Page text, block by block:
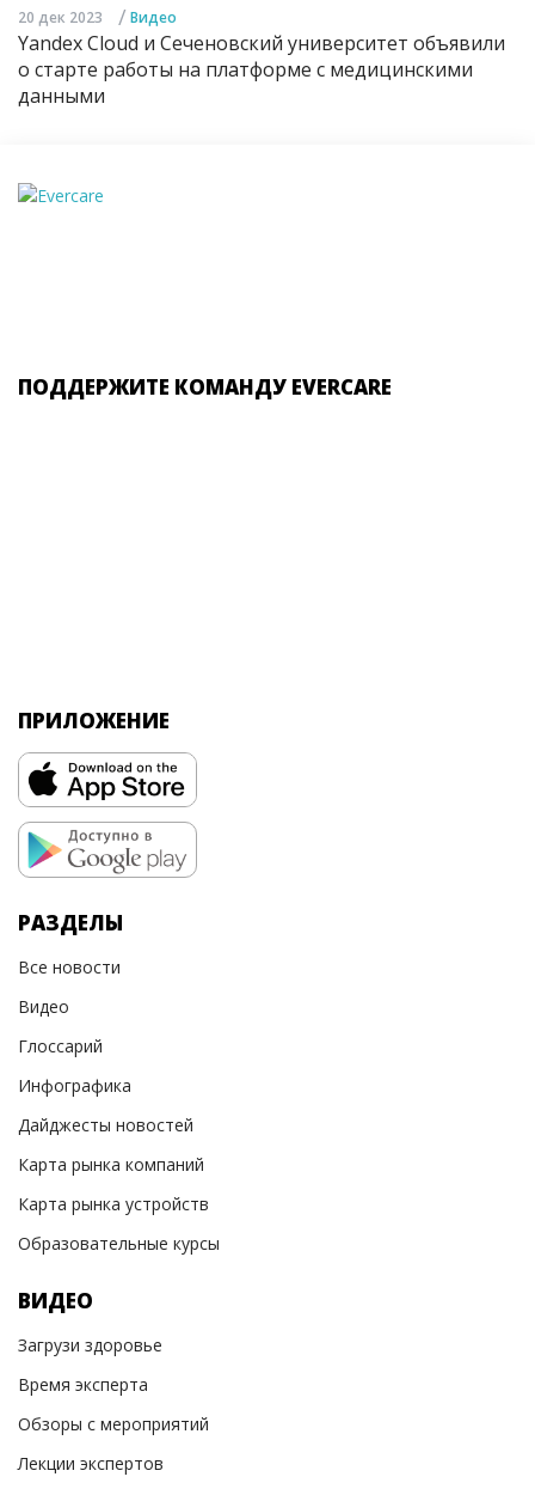
20 дек 2023 / Видео
Yandex Cloud и Сеченовский университет объявили
о старте работы на платформе с медицинскими
данными
ПОДДЕРЖИТЕ КОМАНДУ EVERCARE
ПРИЛОЖЕНИЕ
РАЗДЕЛЫ
Все новости
Видео
Глоссарий
Инфографика
Дайджесты новостей
Карта рынка компаний
Карта рынка устройств
Образовательные курсы
ВИДЕО
Загрузи здоровье
Время эксперта
Обзоры с мероприятий
Лекции экспертов